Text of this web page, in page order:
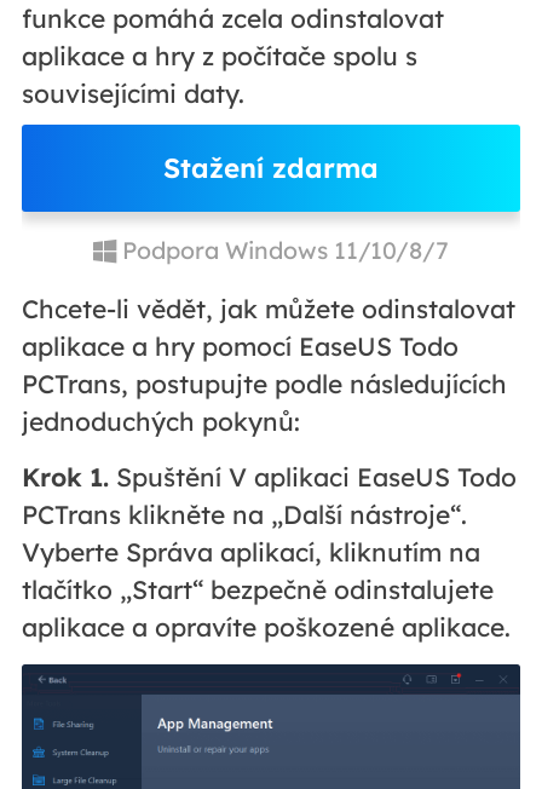
funkce pomáhá zcela odinstalovat
aplikace a hry z počítače spolu s
souvisejícími daty.
Stažení zdarma
Podpora Windows 11/10/8/7
Chcete-li vědět, jak můžete odinstalovat
aplikace a hry pomocí EaseUS Todo
PCTrans, postupujte podle následujících
jednoduchých pokynů:
Krok 1.Spuštění V aplikaci EaseUS Todo
PCTrans klikněte na „Další nástroje“.
Vyberte Správa aplikací, kliknutím na
tlačítko „Start“ bezpečně odinstalujete
aplikace a opravíte poškozené aplikace.